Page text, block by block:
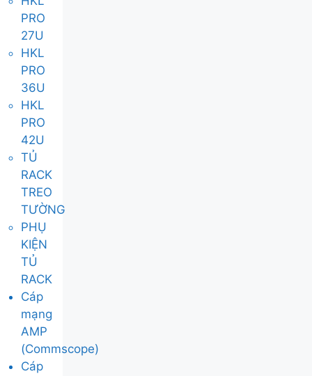
PRO
27U
HKL
PRO
36U
HKL
PRO
42U
TỦ
RACK
TREO
TƯỜNG
PHỤ
KIỆN
TỦ
RACK
Cáp
mạng
AMP
(Commscope)
Cáp